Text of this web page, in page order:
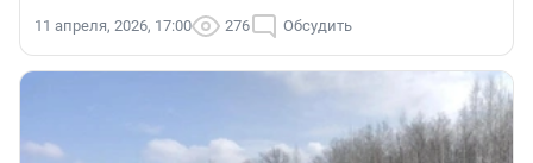
11 апреля, 2026, 17:00 276 Обсудить